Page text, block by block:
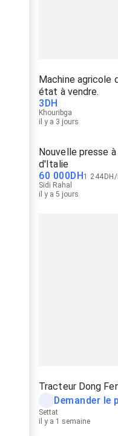
Machine agricole
état à vendre.
3DH
Khouribga
il y a 3 jours
Nouvelle presse
d'Italie
60 000DH1 244 DH /
Sidi Rahal
il y a 5 jours
Tracteur Dong
Demander le
Settat
il y a 1 semaine